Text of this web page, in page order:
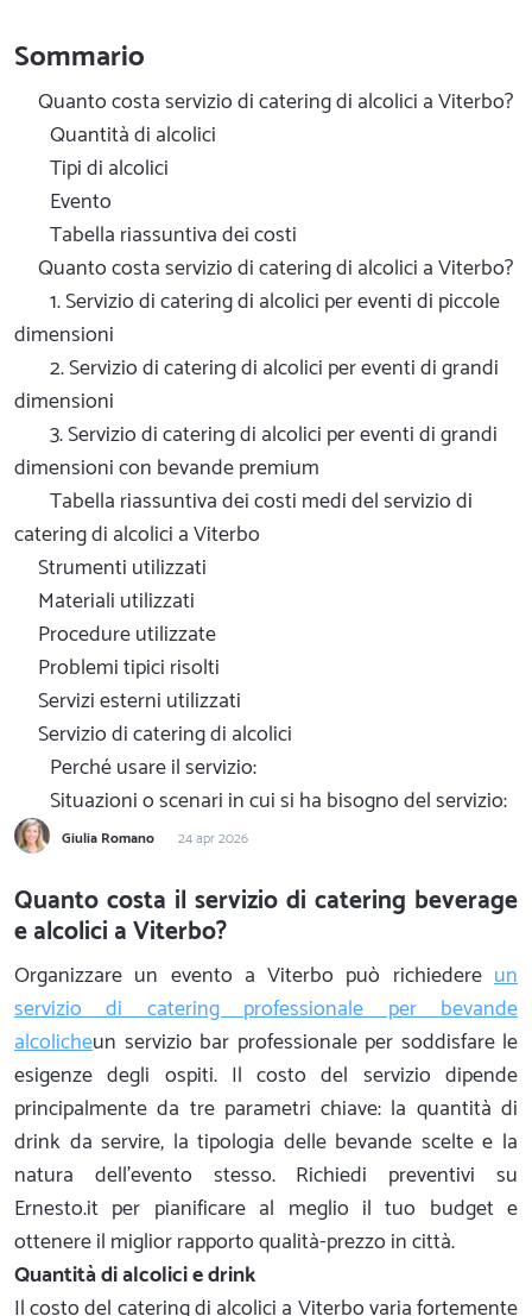
Sommario
Quanto costa servizio di catering di alcolici a Viterbo?
Quantità di alcolici
Tipi di alcolici
Evento
Tabella riassuntiva dei costi
Quanto costa servizio di catering di alcolici a Viterbo?
1. Servizio di catering di alcolici per eventi di piccole
dimensioni
2. Servizio di catering di alcolici per eventi di grandi
dimensioni
3. Servizio di catering di alcolici per eventi di grandi
dimensioni con bevande premium
Tabella riassuntiva dei costi medi del servizio di
catering di alcolici a Viterbo
Strumenti utilizzati
Materiali utilizzati
Procedure utilizzate
Problemi tipici risolti
Servizi esterni utilizzati
Servizio di catering di alcolici
Perché usare il servizio:
Situazioni o scenari in cui si ha bisogno del servizio:
Giulia Romano 24 apr 2026
Quanto costa il servizio di catering beverage
e alcolici a Viterbo?
Organizzare un evento a Viterbo può richiedere un
servizio di catering professionale per bevande
alcolicheun servizio bar professionale per soddisfare le
esigenze degli ospiti. Il costo del servizio dipende
principalmente da tre parametri chiave: la quantità di
drink da servire, la tipologia delle bevande scelte e la
natura dell'evento stesso. Richiedi preventivi su
Ernesto.it per pianificare al meglio il tuo budget e
ottenere il miglior rapporto qualità-prezzo in città.
Quantità di alcolici e drink
Il costo del catering di alcolici a Viterbo varia fortemente